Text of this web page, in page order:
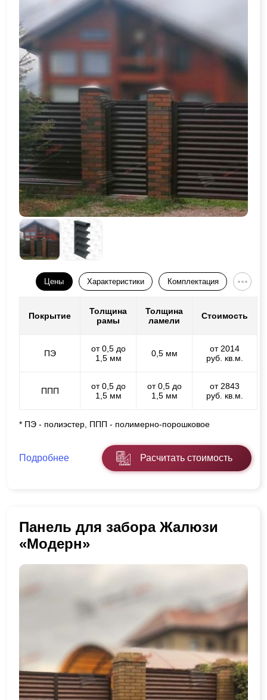
Цены Характеристики Комплектация
Покрытие
Толщина
рамы
Толщина
ламели
Стоимость
ПЭ
от 0,5 до
1,5 мм
0,5 мм
от 2014
руб. кв.м.
ППП
от 0,5 до
1,5 мм
от 0,5 до
1,5 мм
от 2843
руб. кв.м.
* ПЭ - полиэстер, ППП - полимерно-порошковое
Подробнее Расчитать стоимость
Панель для забора Жалюзи
«Модерн»